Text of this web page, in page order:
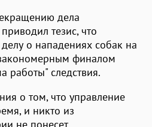
дела
тезис, что
о нападениях собак на
финалом
работы" следствия.
о том, что управление
и никто из
не понесет